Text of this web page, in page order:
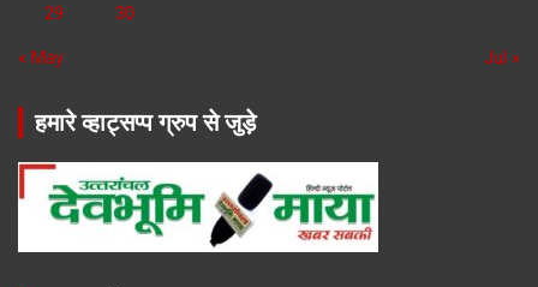
29 30
« May Jul »
हमारे व्हाट्सप्प ग्रुप से जुड़े